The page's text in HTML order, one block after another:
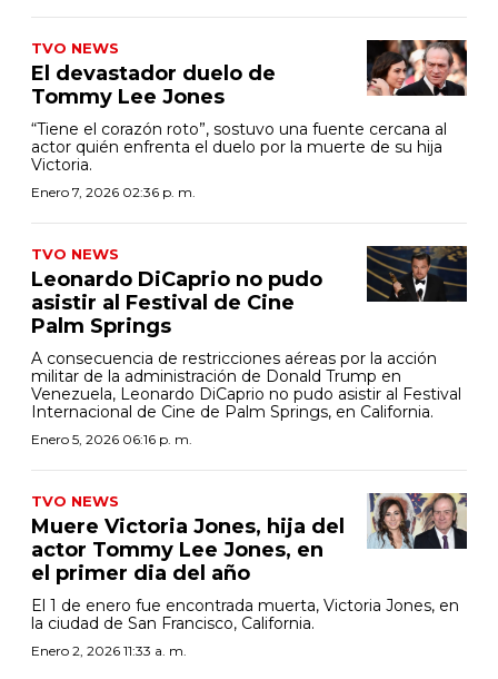
TVO NEWS
El devastador duelo de
Tommy Lee Jones
“Tiene el corazón roto”, sostuvo una fuente cercana al
actor quién enfrenta el duelo por la muerte de su hija
Victoria.
Enero 7, 2026 02:36 p. m.
TVO NEWS
Leonardo DiCaprio no pudo
asistir al Festival de Cine
Palm Springs
A consecuencia de restricciones aéreas por la acción
militar de la administración de Donald Trump en
Venezuela, Leonardo DiCaprio no pudo asistir al Festival
Internacional de Cine de Palm Springs, en California.
Enero 5, 2026 06:16 p. m.
TVO NEWS
Muere Victoria Jones, hija del
actor Tommy Lee Jones, en
el primer dia del año
El 1 de enero fue encontrada muerta, Victoria Jones, en
la ciudad de San Francisco, California.
Enero 2, 2026 11:33 a. m.